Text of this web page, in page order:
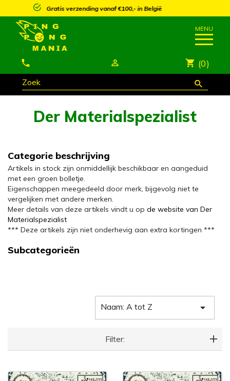
25% korting vanaf €250,- op meeste artikels*
(0)
Der Materialspezialist
Categorie beschrijving
Artikels in stock zijn onmiddellijk beschikbaar en aangeduid
met een groen bolletje.
Eigenschappen meegedeeld door merk, bijgevolg niet te
vergelijken met andere merken.
Meer details van deze artikels vindt u op de website van Der
Materialspezialist
*** Deze artikels zijn niet onderhevig aan extra kortingen ***
Subcategorieën
Naam: A tot Z 
Filter: